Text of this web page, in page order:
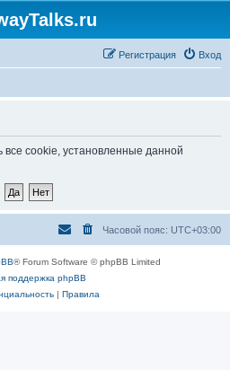
Вход
Регистрация
все cookie, установленные данной
Часовой пояс: UTC+03:00
® Forum Software © phpBB Limited
поддержка phpBB
| Правила